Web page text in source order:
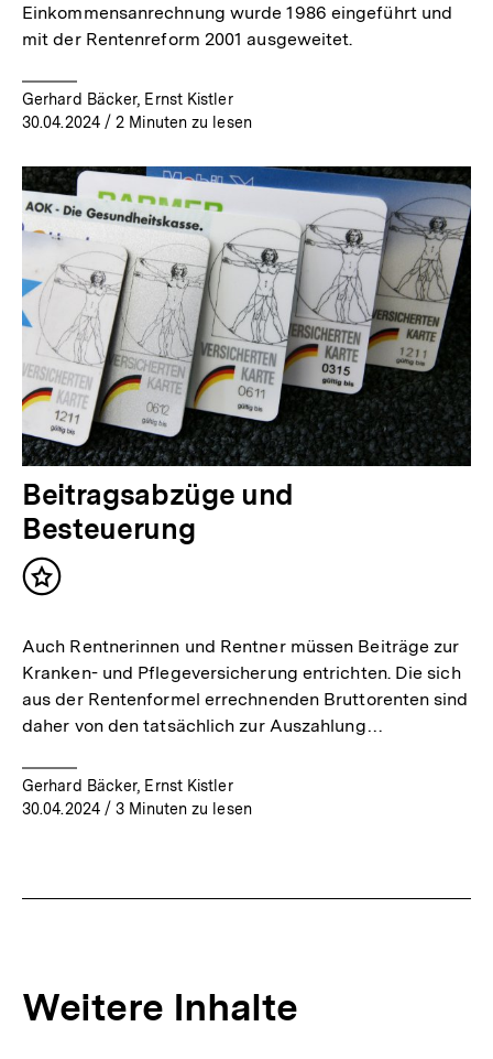
Einkommensanrechnung wurde 1986 eingeführt und
mit der Rentenreform 2001 ausgeweitet.
Gerhard Bäcker, Ernst Kistler
30.04.2024/ 2 Minuten zu lesen
Beitragsabzüge und
Besteuerung
Inhalt
Auch Rentnerinnen und Rentner müssen Beiträge zur
Kranken- und Pflegeversicherung entrichten. Die sich
aus der Rentenformel errechnenden Bruttorenten sind
daher von den tatsächlich zur Auszahlung…
Gerhard Bäcker, Ernst Kistler
30.04.2024/ 3 Minuten zu lesen
Weitere Inhalte